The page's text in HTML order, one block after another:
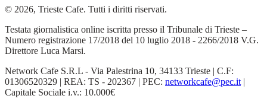
© 2026, Trieste Cafe. Tutti i diritti riservati.
Testata giornalistica online iscritta presso il Tribunale di Trieste –
Numero registrazione 17/2018 del 10 luglio 2018 - 2266/2018 V.G.
Direttore Luca Marsi.
Network Cafe S.R.L - Via Palestrina 10, 34133 Trieste | C.F:
01306520329 | REA: TS - 202367 | PEC: networkcafe@pec.it |
Capitale Sociale i.v.: 10.000€